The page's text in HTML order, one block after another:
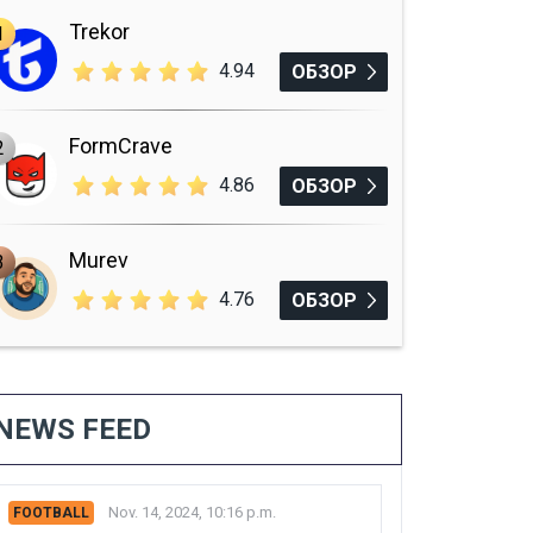
Trekor
4.94 ОБЗОР
FormCrave
4.86 ОБЗОР
Murev
4.76 ОБЗОР
FEED
FOOTBALL Nov. 14, 2024, 10:16 p.m.